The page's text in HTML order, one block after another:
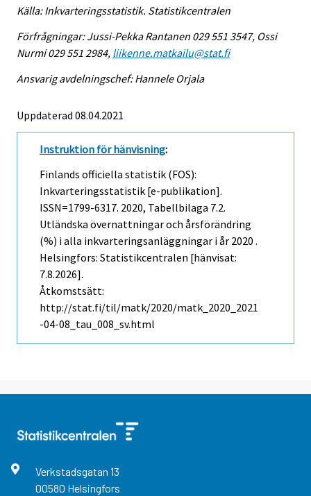
Källa: Inkvarteringsstatistik. Statistikcentralen
Förfrågningar: Jussi-Pekka Rantanen 029 551 3547, Ossi
Nurmi 029 551 2984, liikenne.matkailu@stat.fi
Ansvarig avdelningschef: Hannele Orjala
Uppdaterad 08.04.2021
Instruktion för hänvisning:
Finlands officiella statistik (FOS):
Inkvarteringsstatistik [e-publikation].
ISSN=1799-6317. 2020, Tabellbilaga 7.2.
Utländska övernattningar och årsförändring
(%) i alla inkvarteringsanläggningar i år 2020 .
Helsingfors: Statistikcentralen [hänvisat:
7.8.2026].
Åtkomstsätt:
http://stat.fi/til/matk/2020/matk_2020_2021
-04-08_tau_008_sv.html
Verkstadsgatan 13
00580 Helsingfors